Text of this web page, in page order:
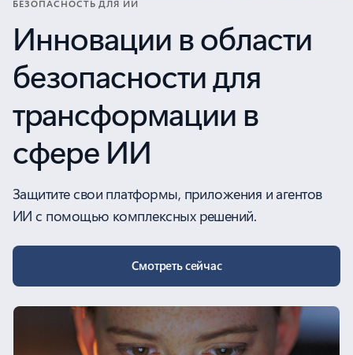
БЕЗОПАСНОСТЬ ДЛЯ ИИ
Инновации в области
безопасности для
трансформации в
сфере ИИ
Защитите свои платформы, приложения и агентов
ИИ с помощью комплексных решений.
Смотреть сейчас